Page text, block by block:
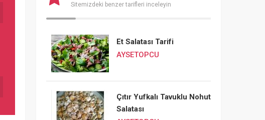
Sitemizdeki benzer tarifleri inceleyin
Et Salatası Tarifi
AYSETOPCU
Çıtır Yufkalı Tavuklu Nohut
Salatası